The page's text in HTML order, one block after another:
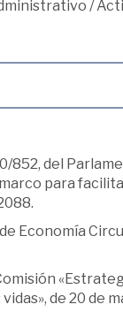
/
852, del
para
Economía
de 20 de